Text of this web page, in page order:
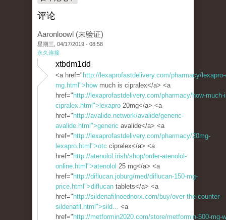
评论
Aaronloowl (未验证)
星期三, 04/17/2019 - 08:58
永久连接
xtbdm1dd
<a href=" http://lexaprofastdelivery.com/pharmacy/lexapro-
mg.html">howmuch is cipralex</a> <a
href=" http://lexaprofastdelivery.com/pharmacy/how-much-
cipralex.html">lexapro 20mg</a> <a
href=" http://avalide.network/avalide/generic-
avalide.html">generic avalide</a> <a
href=" http://lexaprofastdelivery.com/pharmacy/20mg-
lexapro.html">otc cipralex</a> <a
href=" http://atenolol.irish/shop/order-atenolol-
online.html">atenolol 25 mg</a> <a
href=" http://diflucan.joburg/med/diflucan-150-mg-
price.html">diflucan tablets</a> <a
href=" http://sildenafilnoednorx.com/buy/over-the-counter-
sildenafil.html">sild... <a
href=" http://metformin2020.com/store/metformin-500-mg-